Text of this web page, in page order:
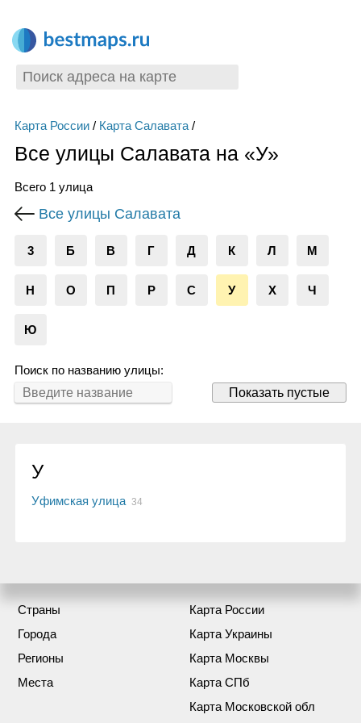
Карта России/ Карта Салавата/
Все улицы Салавата на «У»
Всего 1 улица
Все улицы Салавата
3 Б В Г Д К Л М
Н О П Р С У Х Ч
Ю
Поиск по названию улицы:
Показать пустые
У
Уфимская улица 34
Страны
Города
Регионы
Места
Карта России
Карта Украины
Карта Москвы
Карта СПб
Карта Московской обл